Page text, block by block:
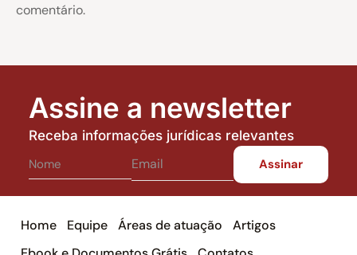
comentário.
Assine a newsletter
Receba informações jurídicas relevantes
Home Equipe Áreas de atuação
Artigos